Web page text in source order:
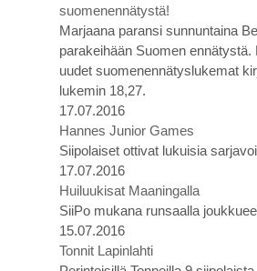
suomenennätystä!
Marjaana paransi sunnuntaina
parakeihään Suomen ennätystä.
uudet suomenennätyslukemat
lukemin 18,27.
17.07.2016
Hannes Junior Games
Siipolaiset ottivat lukuisia
17.07.2016
Huiluukisat Maaningalla
SiiPo mukana runsaalla
15.07.2016
Tonnit Lapinlahti